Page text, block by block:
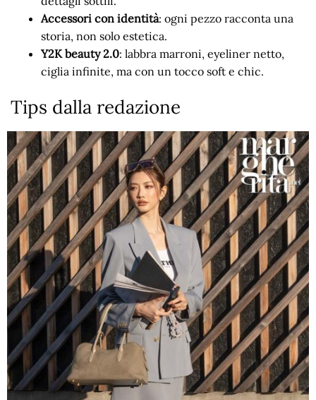
Accessori con identità: ogni pezzo racconta una
storia, non solo estetica.
Y2K beauty 2.0: labbra marroni, eyeliner netto,
ciglia infinite, ma con un tocco soft e chic.
Tips dalla redazione